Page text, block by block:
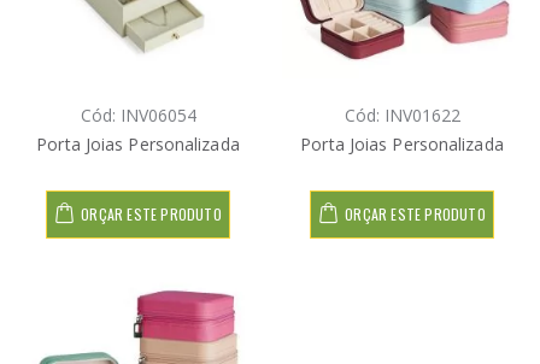
Cód: INV06054
Porta Joias Personalizada
ORÇAR ESTE PRODUTO
Cód: INV01622
Porta Joias Personalizada
ORÇAR ESTE PRODUTO